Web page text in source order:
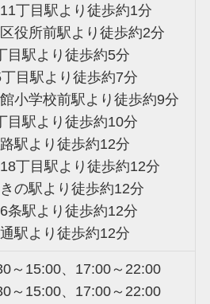
丁目駅より徒歩約1分
役所前駅より徒歩約2分
目駅より徒歩約5分
目駅より徒歩約7分
小学校前駅より徒歩約9分
目駅より徒歩約10分
駅より徒歩約12分
丁目駅より徒歩約12分
の駅より徒歩約12分
条駅より徒歩約12分
駅より徒歩約12分
～15:00、17:00～22:00
～15:00、17:00～22:00